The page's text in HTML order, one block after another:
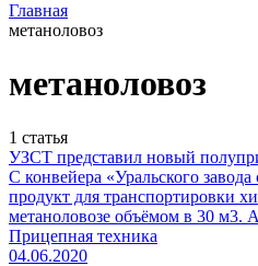
Главная
метаноловоз
метаноловоз
1 статья
УЗСТ представил новый
С конвейера «Уральского
продукт для транспортировки
метаноловозе объёмом в 30 м3.
Прицепная техника
04.06.2020